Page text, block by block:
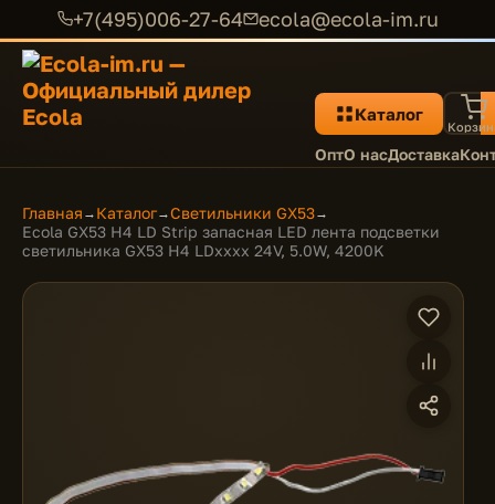
+7(495)006-27-64 ecola@ecola-im.ru
Каталог
ОптО насДоставка
Главная → Каталог→Светильники GX53→
Ecola GX53 H4 LD Strip запасная LED лента подсветки
светильника GX53 H4 LDxxxx 24V, 5.0W, 4200K